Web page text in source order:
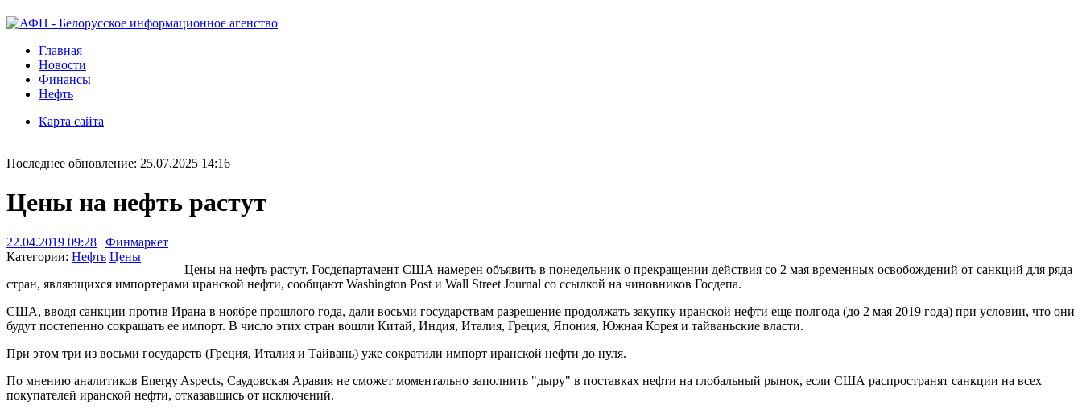
Главная
Новости
Финансы
Нефть
Карта сайта
Последнее обновление: 25.07.2025 14:16
Цены на нефть растут
22.04.2019 09:28 | Финмаркет
Категории: Нефть Цены
Цены на нефть растут. Госдепартамент США намерен объявить в понедельник о прекращении действия со 2 мая временных освобождений от санкций для ряда
стран, являющихся импортерами иранской нефти, сообщают Washington Post и Wall Street Journal со ссылкой на чиновников Госдепа.
США, вводя санкции против Ирана в ноябре прошлого года, дали восьми государствам разрешение продолжать закупку иранской нефти еще полгода (до 2 мая 2019 года) при условии, что они
будут постепенно сокращать ее импорт. В число этих стран вошли Китай, Индия, Италия, Греция, Япония, Южная Корея и тайваньские власти.
При этом три из восьми государств (Греция, Италия и Тайвань) уже сократили импорт иранской нефти до нуля.
По мнению аналитиков Energy Aspects, Саудовская Аравия не сможет моментально заполнить "дыру" в поставках нефти на глобальный рынок, если США распространят санкции на всех
покупателей иранской нефти, отказавшись от исключений.